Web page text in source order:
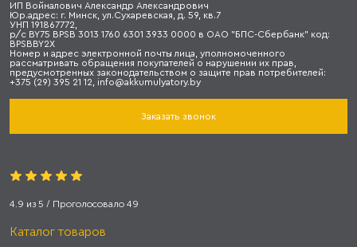
ИП Войналович Александр Александрович
Юр.адрес: г. Минск, ул.Сухаревская, д. 59, кв.7
УНП 191867772,
р/с BY75 BPSB 3013 1760 6301 3933 0000 в ОАО "БПС-Сбербанк" код:
BPSBBY2X
Номер и адрес электронной почты лица, уполномоченного
рассматривать обращения покупателей о нарушении их прав,
предусмотренных законодательством о защите прав потребителей:
+375 (29) 395 21 12, info@akkumulyatory.by
Заказать звонок
4.9 из 5 / Проголосовало 49
Каталог товаров